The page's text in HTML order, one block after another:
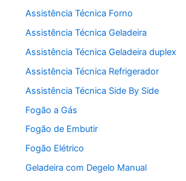
Assistência Técnica Forno
Assistência Técnica Geladeira
Assistência Técnica Geladeira duplex
Assistência Técnica Refrigerador
Assistência Técnica Side By Side
Fogão a Gás
Fogão de Embutir
Fogão Elétrico
Geladeira com Degelo Manual